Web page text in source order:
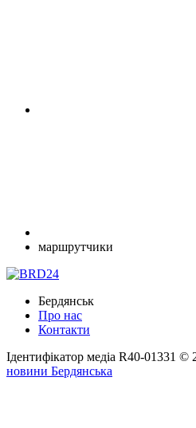
маршрутчики
Бердянськ
Про нас
Контакти
Ідентифікатор медіа R40-01331 ©
новини Бердянська